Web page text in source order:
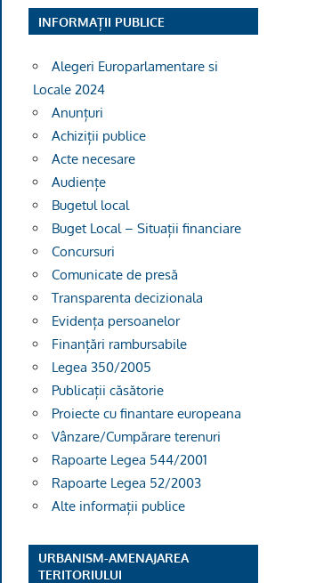
INFORMAȚII PUBLICE
Alegeri Europarlamentare si
Locale 2024
Anunțuri
Achiziții publice
Acte necesare
Audiențe
Bugetul local
Buget Local – Situații financiare
Concursuri
Comunicate de presă
Transparenta decizionala
Evidența persoanelor
Finanțări rambursabile
Legea 350/2005
Publicații căsătorie
Proiecte cu finantare europeana
Vânzare/Cumpărare terenuri
Rapoarte Legea 544/2001
Rapoarte Legea 52/2003
Alte informații publice
URBANISM-AMENAJAREA
TERITORIULUI